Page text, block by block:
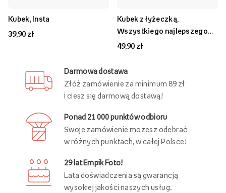
Kubek, Insta
39,90 zł
Kubek z łyżeczką,
Wszystkiego najlepszego
Babciu
49,90 zł
Darmowa dostawa
Złóż zamówienie za minimum 89 zł
i ciesz się darmową dostawą!
Ponad 21 000 punktów odbioru
Swoje zamówienie możesz odebrać
w różnych punktach, w całej Polsce!
29 lat Empik Foto!
Lata doświadczenia są gwarancją
wysokiej jakości naszych usług.